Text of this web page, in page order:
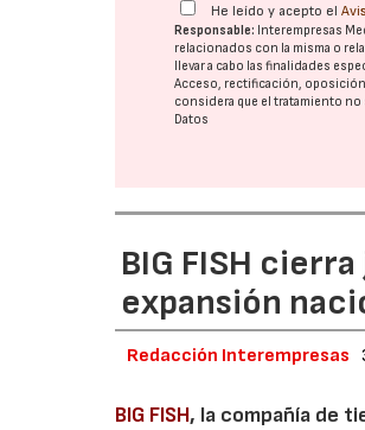
He leído y acepto el
Responsable: Interempresas
relacionados con la misma o
llevar a cabo las finalidades
Acceso, rectificación,
considera que el tratamiento no
Datos
BIG FISH
expansión
Redacción Interempresas
BIG FISH, la compañía de